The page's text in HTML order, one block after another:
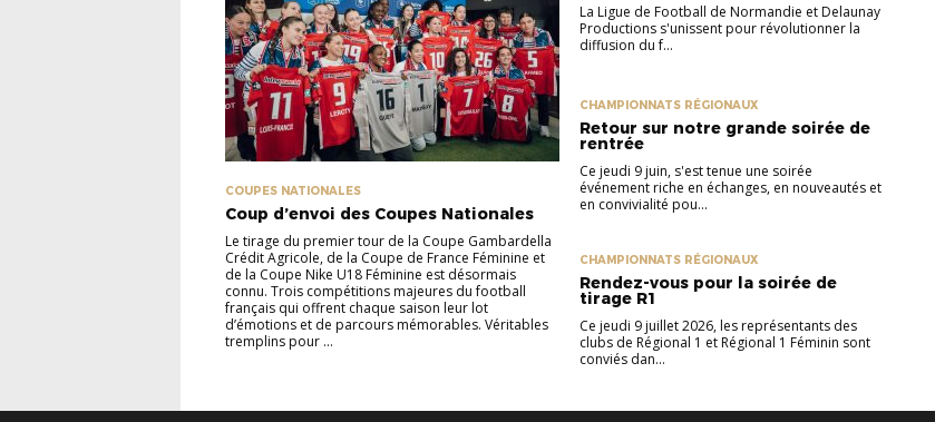
COUPES NATIONALES
Coup d’envoi des Coupes Nationales
Le tirage du premier tour de la Coupe Gambardella
Crédit Agricole, de la Coupe de France Féminine et
de la Coupe Nike U18 Féminine est désormais
connu. Trois compétitions majeures du football
français qui offrent chaque saison leur lot
d’émotions et de parcours mémorables. Véritables
tremplins pour ...
La Ligue de Football de Normandie et Delaunay
Productions s'unissent pour révolutionner la
diffusion du f...
CHAMPIONNATS RÉGIONAUX
Retour sur notre grande soirée de
rentrée
Ce jeudi 9 juin, s'est tenue une soirée
événement riche en échanges, en nouveautés et
en convivialité pou...
CHAMPIONNATS RÉGIONAUX
Rendez-vous pour la soirée de
tirage R1
Ce jeudi 9 juillet 2026, les représentants des
clubs de Régional 1 et Régional 1 Féminin sont
conviés dan...